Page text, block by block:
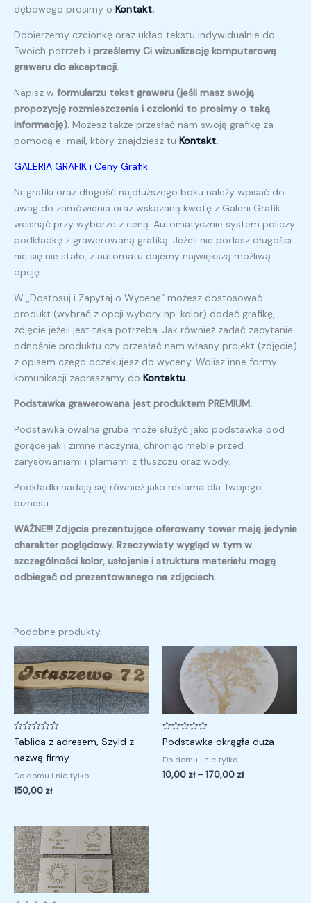
dębowego prosimy o Kontakt.
Dobierzemy czcionkę oraz układ tekstu indywidualnie do
Twoich potrzeb i prześlemy Ci wizualizację komputerową
graweru do akceptacji.
Napisz w formularzu tekst graweru (jeśli masz swoją
propozycję rozmieszczenia i czcionki to prosimy o taką
informację). Możesz także przesłać nam swoją grafikę za
pomocą e-mail, który znajdziesz tu Kontakt.
GALERIA GRAFIK i Ceny Grafik
Nr grafiki oraz długość najdłuższego boku należy wpisać do
uwag do zamówienia oraz wskazaną kwotę z Galerii Grafik
wcisnąć przy wyborze z ceną. Automatycznie system policzy
podkładkę z grawerowaną grafiką. Jeżeli nie podasz długości
nic się nie stało, z automatu dajemy największą możliwą
opcję.
W „Dostosuj i Zapytaj o Wycenę” możesz dostosować
produkt (wybrać z opcji wybory np. kolor) dodać grafikę,
zdjęcie jeżeli jest taka potrzeba. Jak również zadać zapytanie
odnośnie produktu czy przesłać nam własny projekt (zdjęcie)
z opisem czego oczekujesz do wyceny. Wolisz inne formy
komunikacji zapraszamy do Kontaktu.
Podstawka grawerowana jest produktem PREMIUM.
Podstawka owalna gruba może służyć jako podstawka pod
gorące jak i zimne naczynia, chroniąc meble przed
zarysowaniami i plamami z tłuszczu oraz wody.
Podkładki nadają się również jako reklama dla Twojego
biznesu.
WAŻNE!!! Zdjęcia prezentujące oferowany towar mają jedynie
charakter poglądowy. Rzeczywisty wygląd w tym w
szczególności kolor, usłojenie i struktura materiału mogą
odbiegać od prezentowanego na zdjęciach.
Podobne produkty
Oceniono
0
na
5
Tablica z adresem, Szyld z
nazwą firmy
Do domu i nie tylko
150,00 zł
Oceniono
0
na
5
Podstawka okrągła duża
Do domu i nie tylko
10,00 zł –170,00 zł
Zakres
cen:
od
10,00 zł
do
170,00 zł
Zakres
cen:
od
10,00 zł
do
15,00 zł